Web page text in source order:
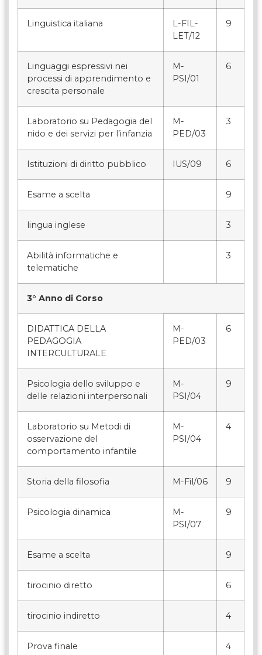
Linguistica italiana
L-FIL-
LET/12
9
Linguaggi espressivi nei
processi di apprendimento e
crescita personale
M-
PSI/01
6
Laboratorio su Pedagogia del
nido e dei servizi per l’infanzia
M-
PED/03
3
Istituzioni di diritto pubblico IUS/09 6
Esame a scelta 9
lingua inglese 3
Abilità informatiche e
telematiche
3
3° Anno di Corso
DIDATTICA DELLA
PEDAGOGIA
INTERCULTURALE
M-
PED/03
6
Psicologia dello sviluppo e
delle relazioni interpersonali
M-
PSI/04
9
Laboratorio su Metodi di
osservazione del
comportamento infantile
M-
PSI/04
4
Storia della filosofia M-Fil/06 9
Psicologia dinamica
M-
PSI/07
9
Esame a scelta 9
tirocinio diretto 6
tirocinio indiretto 4
Prova finale 4